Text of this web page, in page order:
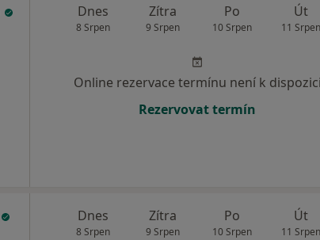
Dnes
8 Srpen
Zítra
9 Srpen
Po
10 Srpen
Út
11 Srpen
Online rezervace termínu není k dispozici
Rezervovat termín
Dnes
8 Srpen
Zítra
9 Srpen
Po
10 Srpen
Út
11 Srpen